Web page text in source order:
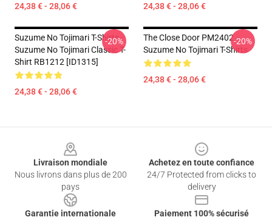
24,38 € - 28,06 € 24,38 € - 28,06 €
Suzume No Tojimari T-Shirts -
Suzume No Tojimari Classic T-
Shirt RB1212 [ID1315]
24,38 € - 28,06 €
-20%
The Close Door PM2402
Suzume No Tojimari T-Shirts
24,38 € - 28,06 €
-20%
Livraison mondiale
Nous livrons dans plus de 200
pays
Achetez en toute confiance
24/7 Protected from clicks to
delivery
Garantie internationale
Paiement 100% sécurisé